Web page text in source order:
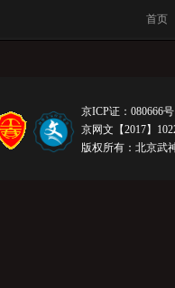
首页
京ICP证：080666
京网文【2017】
版权所有：北京武